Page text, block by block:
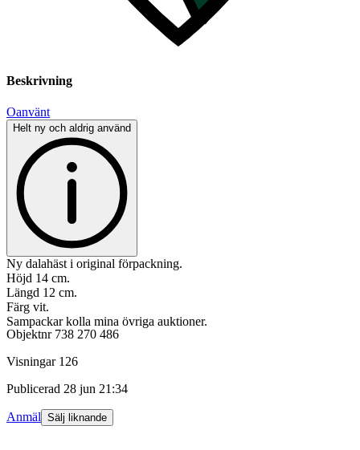
Beskrivning
Oanvänt
Helt ny och aldrig använd
Ny dalahäst i original förpackning.
Höjd 14 cm.
Längd 12 cm.
Färg vit.
Sampackar kolla mina övriga auktioner.
Objektnr 738 270 486
Visningar 126
Publicerad 28 jun 21:34
Anmäl Sälj liknande